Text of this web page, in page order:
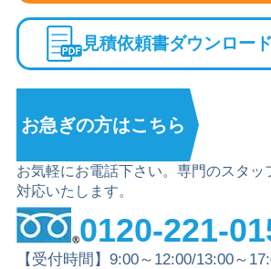
見積依頼書ダウンロード
お急ぎの方はこちら
お気軽にお電話下さい。専門のスタッ
対応いたします。
0120-221-
【受付時間】9:00～12:00/13:00～